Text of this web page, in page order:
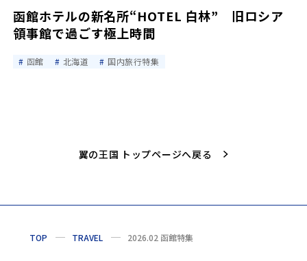
函館ホテルの新名所“HOTEL 白林” 旧ロシア
領事館で過ごす極上時間
函館 北海道 国内旅行特集
翼の王国 トップページへ戻る
TOP TRAVEL 2026.02 函館特集